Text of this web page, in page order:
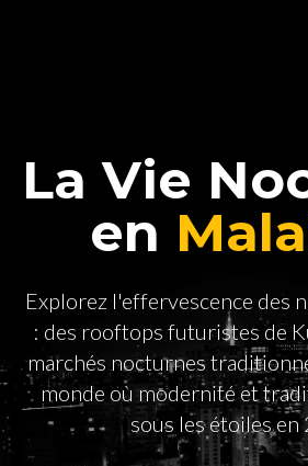
La Vie
en
Explorez l'effervescence des
: des rooftops futuristes de
marchés nocturnes
monde où modernité et
sous les étoiles en